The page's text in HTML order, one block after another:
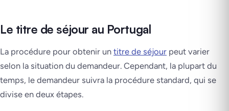
Le titre de séjour au Portugal
La procédure pour obtenir un titre de séjour peut varier
selon la situation du demandeur. Cependant, la plupart du
temps, le demandeur suivra la procédure standard, qui se
divise en deux étapes.